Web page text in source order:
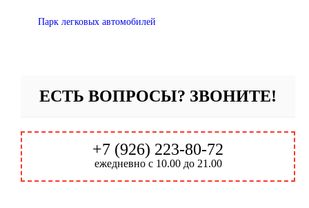
Парк легковых автомобилей
ЕСТЬ ВОПРОСЫ? ЗВОНИТЕ!
+7 (926) 223-80-72
ежедневно с 10.00 до 21.00